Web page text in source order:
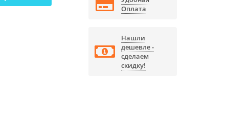
Оплата
Нашли
дешевле -
сделаем
скидку!